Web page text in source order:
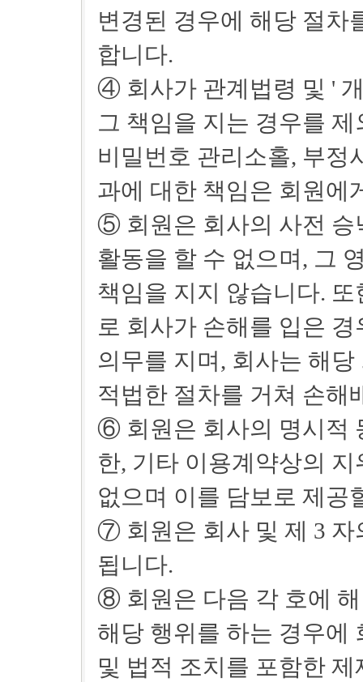
변경된 경우에 해당 절차
합니다.
④ 회사가 관계법령 및 '
그 책임을 지는 경우를
비밀번호 관리소홀, 부정
과에 대한 책임은 회원에
⑤ 회원은 회사의 사전 승
활동을 할 수 없으며, 그
책임을 지지 않습니다.
로 회사가 손해를 입은
의무를 지며, 회사는 해
적법한 절차를 거쳐 손해
⑥ 회원은 회사의 명시적
한, 기타 이용계약상의
없으며 이를 담보로 제공
⑦ 회원은 회사 및 제 3 자
됩니다.
⑧ 회원은 다음 각 호에
해당 행위를 하는 경우에
및 법적 조치를 포함한